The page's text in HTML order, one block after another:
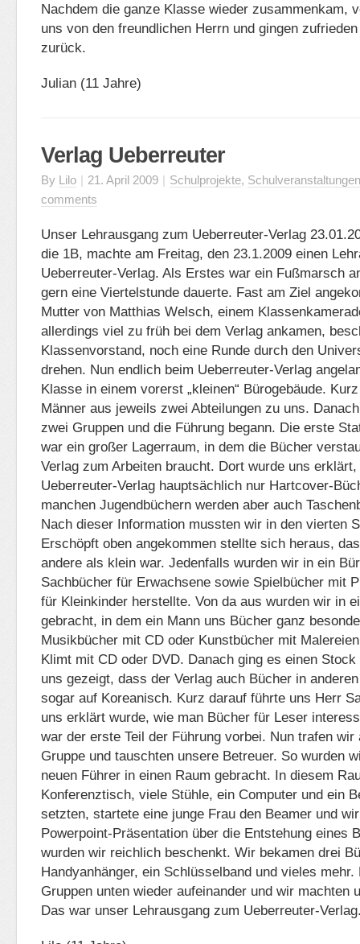
Nachdem die ganze Klasse wieder zusammenkam,
uns von den freundlichen Herrn und gingen
zurück.
Julian (11 Jahre)
Verlag Ueberreuter
By Lilo | 21. April 2009 | Schulprojekte, Schulveranstaltungen
comments
Unser Lehrausgang zum Ueberreuter-Verlag
die 1B, machte am Freitag, den 23.1.2009 einen
Ueberreuter-Verlag. Als Erstes war ein Fußmarsch
gern eine Viertelstunde dauerte. Fast am Ziel
Mutter von Matthias Welsch, einem
allerdings viel zu früh bei dem Verlag ankamen,
Klassenvorstand, noch eine Runde durch den
drehen. Nun endlich beim Ueberreuter-Verlag
Klasse in einem vorerst „kleinen“ Bürogebäude.
Männer aus jeweils zwei Abteilungen zu uns.
zwei Gruppen und die Führung begann. Die erste
war ein großer Lagerraum, in dem die Bücher
Verlag zum Arbeiten braucht. Dort wurde uns
Ueberreuter-Verlag hauptsächlich nur Hartcover-
manchen Jugendbüchern werden aber auch
Nach dieser Information mussten wir in den vierten
Erschöpft oben angekommen stellte sich heraus,
andere als klein war. Jedenfalls wurden wir in ein
Sachbücher für Erwachsene sowie Spielbücher mit
für Kleinkinder herstellte. Von da aus wurden wir in
gebracht, in dem ein Mann uns Bücher ganz
Musikbücher mit CD oder Kunstbücher mit
Klimt mit CD oder DVD. Danach ging es einen
uns gezeigt, dass der Verlag auch Bücher in
sogar auf Koreanisch. Kurz darauf führte uns Herr
uns erklärt wurde, wie man Bücher für Leser
war der erste Teil der Führung vorbei. Nun trafen wir
Gruppe und tauschten unsere Betreuer. So wurden
neuen Führer in einen Raum gebracht. In diesem
Konferenztisch, viele Stühle, ein Computer und ein
setzten, startete eine junge Frau den Beamer und
Powerpoint-Präsentation über die Entstehung eines
wurden wir reichlich beschenkt. Wir bekamen drei
Handyanhänger, ein Schlüsselband und vieles
Gruppen unten wieder aufeinander und wir machten
Das war unser Lehrausgang zum Ueberreuter-